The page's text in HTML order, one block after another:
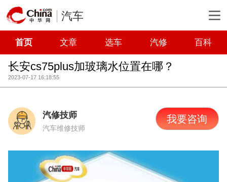
汽车
首页 文章 选车 汽修 百科
长安cs75plus加玻璃水位置在哪？
2023-07-17 16:18:55
汽修技师
汽车维修技师
我要咨询